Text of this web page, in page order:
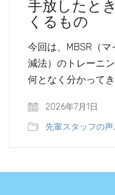
手放したと
くるもの
今回は、MBSR（
減法）のトレーニ
何となく分かって
2026年7月1日
先輩スタッフの声,